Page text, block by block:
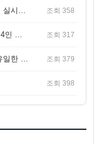
토탈워: 워해머 40,000 – 은하 정복과 대규모 실시간 전투가 결합된 전략 게임! 조회 358
셰이디 잡 – 살아 움직이는 가방을 운반하는 4인 협동 물리 어드벤처 게임 조회 317
루트 – 좀비 떼를 뚫고 달려라! 스쿨버스가 유일한 집이 되는 4인 협동 생존 게임 조회 379
조회 398